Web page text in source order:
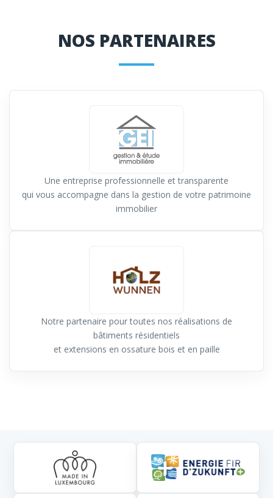
NOS PARTENAIRES
Une entreprise professionnelle et transparente
qui vous accompagne dans la gestion de votre patrimoine
immobilier
Notre partenaire pour toutes nos réalisations de
bâtiments résidentiels
et extensions en ossature bois et en paille